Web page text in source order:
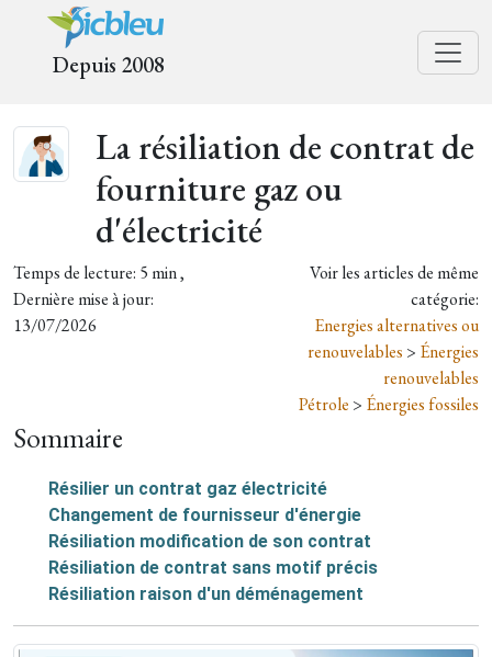
Depuis 2008
La résiliation de contrat de
fourniture gaz ou
d'électricité
Temps de lecture: 5 min ,
Dernière mise à jour:
13/07/2026
Voir les articles de même
catégorie:
Energies alternatives ou
renouvelables > Énergies
renouvelables
Pétrole > Énergies fossiles
Sommaire
Résilier un contrat gaz électricité
Changement de fournisseur d'énergie
Résiliation modification de son contrat
Résiliation de contrat sans motif précis
Résiliation raison d'un déménagement